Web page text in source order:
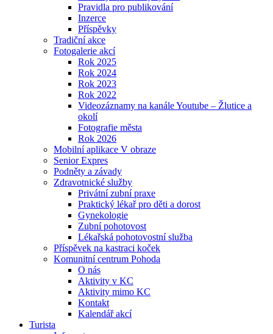
Pravidla pro publikování
Inzerce
Příspěvky
Tradiční akce
Fotogalerie akcí
Rok 2025
Rok 2024
Rok 2023
Rok 2022
Videozáznamy na kanále Youtube – Žlutice a
okolí
Fotografie města
Rok 2026
Mobilní aplikace V obraze
Senior Expres
Podněty a závady
Zdravotnické služby
Privátní zubní praxe
Praktický lékař pro děti a dorost
Gynekologie
Zubní pohotovost
Lékařská pohotovostní služba
Příspěvek na kastraci koček
Komunitní centrum Pohoda
O nás
Aktivity v KC
Aktivity mimo KC
Kontakt
Kalendář akcí
Turista